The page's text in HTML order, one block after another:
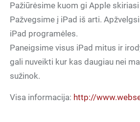
Pažiūrėsime kuom gi Apple
Pažvegsime į iPad iš arti.
iPad programėles.
Paneigsime visus iPad mitus ir
gali nuveikti kur kas daugiau nei
sužinok.
Visa informacija: http://